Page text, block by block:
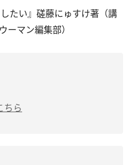
たい』磋藤にゅすけ著（講
ーマン編集部）
ちら